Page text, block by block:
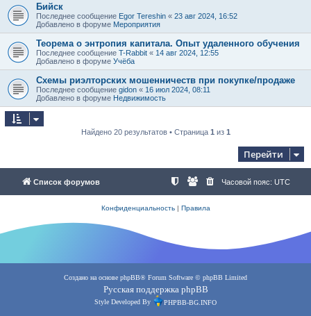
Бийск
Последнее сообщение Egor Tereshin « 23 авг 2024, 16:52
Добавлено в форуме Мероприятия
Теорема о энтропия капитала. Опыт удаленного обучения
Последнее сообщение T-Rabbit « 14 авг 2024, 12:55
Добавлено в форуме Учёба
Схемы риэлторских мошенничеств при покупке/продаже
Последнее сообщение gidon « 16 июл 2024, 08:11
Добавлено в форуме Недвижимость
Найдено 20 результатов • Страница 1 из 1
Перейти
Список форумов Часовой пояс: UTC
Конфиденциальность| Правила
Создано на основе phpBB® Forum Software © phpBB Limited
Русская поддержка phpBB
Style Developed By PHPBB-BG.INFO